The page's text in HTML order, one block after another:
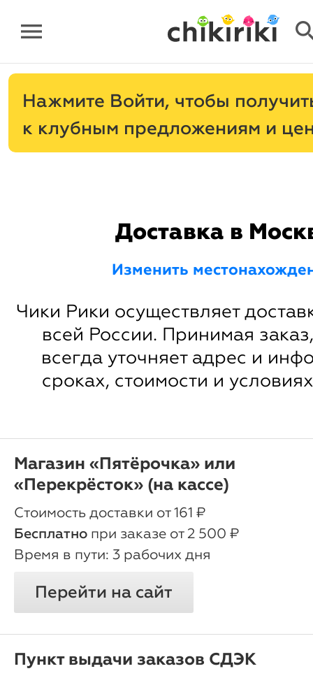
menu
Нажмите
, чтобы
к клубным предложениям и
Доставка в
Изменить
Чики Рики осуществляет
всей России. Принимая
всегда уточняет адрес и
сроках, стоимости и
Магазин «Пятёрочка» или
«Перекрёсток» (на кассе)
oт 161 ₽
Бесплатно при заказе от 2 500 ₽
3 рабочих дня
Перейти на сайт
Пункт выдачи заказов СДЭК